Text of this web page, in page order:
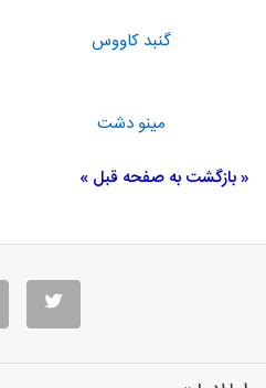
گنبد كاووس
مینو دشت
« بازگشت به صفحه قبل »